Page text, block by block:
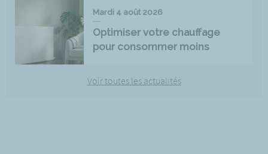
Mardi 4 août 2026
Optimiser votre chauffage
pour consommer moins
Voir toutes les actualités